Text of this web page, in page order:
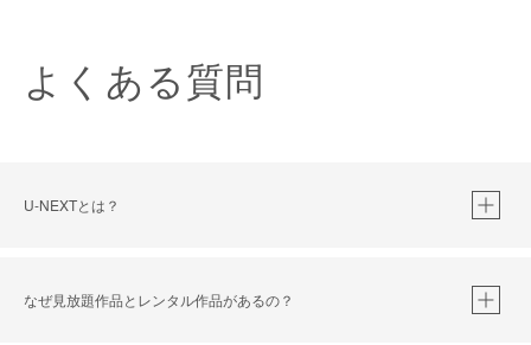
よくある質問
U-NEXTとは？
なぜ見放題作品とレンタル作品があるの？